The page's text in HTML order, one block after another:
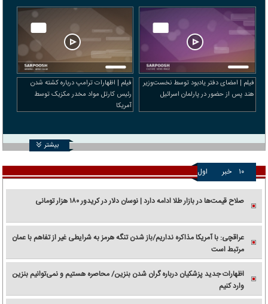
فیلم | امضای دفتر یادبود توسط نخست‌وزیر
هند پس از حضور در پارلمان اسرائیل
فیلم | اظهارات ترامپ درباره کشته شدن
رئیس کارتل مواد مخدر مکزیک توسط
آمریکا
بیشتر
۱۰ خبر اول
صلاح قیمت‌ها در بازار طلا ادامه دارد | نوسان دلار در کریدور ۱۸۰ هزار تومانی
عراقچی: با آمریکا مذاکره نداریم/باز شدن تنگه هرمز به شرایطی غیر از تفاهم با عمان
مرتبط است
اظهارات جدید پزشکیان درباره گران شدن بنزین/ محاصره هستیم و نمی‌توانیم بنزین
وارد کنیم